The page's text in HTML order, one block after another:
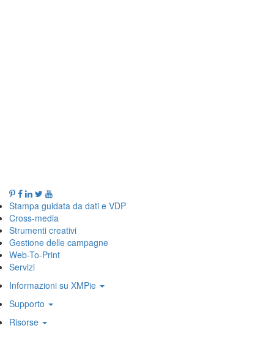
Stampa guidata da dati e VDP
Cross-media
Strumenti creativi
Gestione delle campagne
Web-To-Print
Servizi
Informazioni su XMPie
Supporto
Risorse